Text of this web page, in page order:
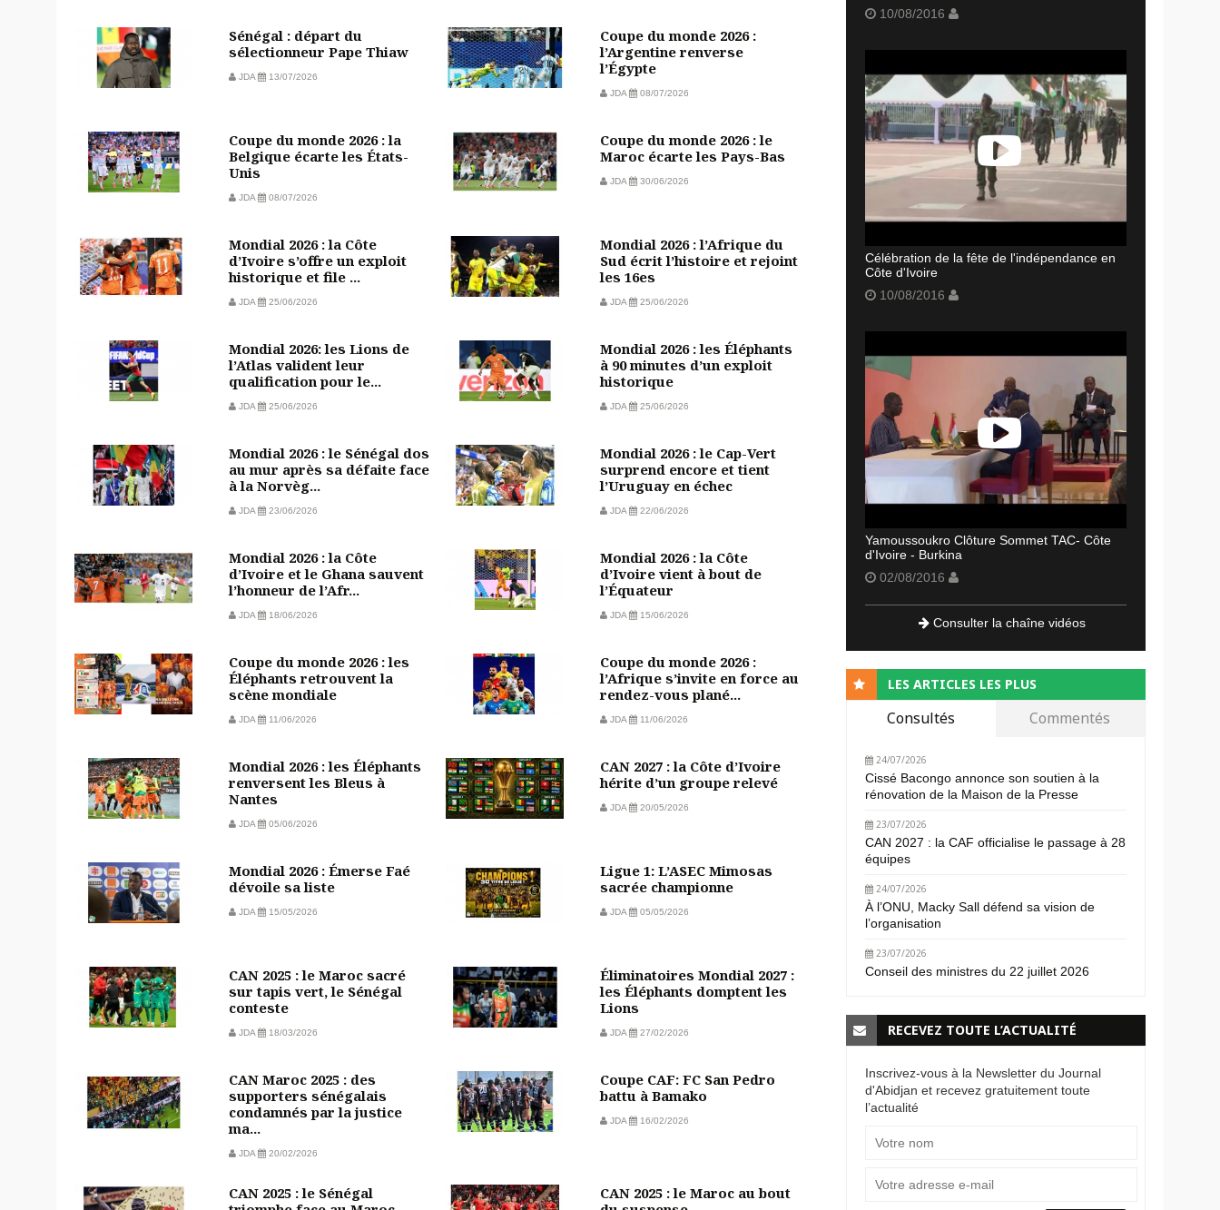
Sénégal : départ du
sélectionneur Pape Thiaw
JDA 13/07/2026
Coupe du monde 2026 :
l’Argentine renverse
l’Égypte
JDA 08/07/2026
Coupe du monde 2026 : la
Belgique écarte les États-
Unis
JDA 08/07/2026
Coupe du monde 2026 : le
Maroc écarte les Pays-Bas
JDA 30/06/2026
Mondial 2026 : la Côte
d’Ivoire s’offre un exploit
historique et file ...
JDA 25/06/2026
Mondial 2026 : l’Afrique du
Sud écrit l’histoire et rejoint
les 16es
JDA 25/06/2026
Mondial 2026: les Lions de
l’Atlas valident leur
qualification pour le...
JDA 25/06/2026
Mondial 2026 : les Éléphants
à 90 minutes d’un exploit
historique
JDA 25/06/2026
Mondial 2026 : le Sénégal dos
au mur après sa défaite face
à la Norvèg...
JDA 23/06/2026
Mondial 2026 : le Cap-Vert
surprend encore et tient
l’Uruguay en échec
JDA 22/06/2026
Mondial 2026 : la Côte
d’Ivoire et le Ghana sauvent
l’honneur de l’Afr...
JDA 18/06/2026
Mondial 2026 : la Côte
d’Ivoire vient à bout de
l’Équateur
JDA 15/06/2026
Coupe du monde 2026 : les
Éléphants retrouvent la
scène mondiale
JDA 11/06/2026
Coupe du monde 2026 :
l’Afrique s’invite en force au
rendez-vous plané...
JDA 11/06/2026
Mondial 2026 : les Éléphants
renversent les Bleus à
Nantes
JDA 05/06/2026
CAN 2027 : la Côte d’Ivoire
hérite d’un groupe relevé
JDA 20/05/2026
Mondial 2026 : Émerse Faé
dévoile sa liste
JDA 15/05/2026
Ligue 1: L’ASEC Mimosas
sacrée championne
JDA 05/05/2026
CAN 2025 : le Maroc sacré
sur tapis vert, le Sénégal
conteste
JDA 18/03/2026
Éliminatoires Mondial 2027 :
les Éléphants domptent les
Lions
JDA 27/02/2026
CAN Maroc 2025 : des
supporters sénégalais
condamnés par la justice
ma...
JDA 20/02/2026
Coupe CAF: FC San Pedro
battu à Bamako
JDA 16/02/2026
CAN 2025 : le Sénégal
CAN 2025 : le Maroc au bout
10/08/2016
Célébration de la fête de l'indépendance en
Côte d'Ivoire
10/08/2016
Yamoussoukro Clôture Sommet TAC- Côte
d'Ivoire - Burkina
02/08/2016
Consulter la chaîne vidéos
LES ARTICLES LES PLUS
Consultés Commentés
24/07/2026
Cissé Bacongo annonce son soutien à la
rénovation de la Maison de la Presse
23/07/2026
CAN 2027 : la CAF officialise le passage à 28
équipes
24/07/2026
À l’ONU, Macky Sall défend sa vision de
l’organisation
23/07/2026
Conseil des ministres du 22 juillet 2026
RECEVEZ TOUTE L’ACTUALITÉ
Inscrivez-vous à la Newsletter du Journal
d'Abidjan et recevez gratuitement toute
l’actualité